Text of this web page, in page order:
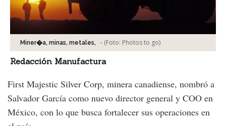
Miner�a, minas, metales, - (Foto: Photos to go)
Redacción Manufactura
First Majestic Silver Corp, minera canadiense, nombró a
Salvador García como nuevo director general y COO en
México, con lo que busca fortalecer sus operaciones en